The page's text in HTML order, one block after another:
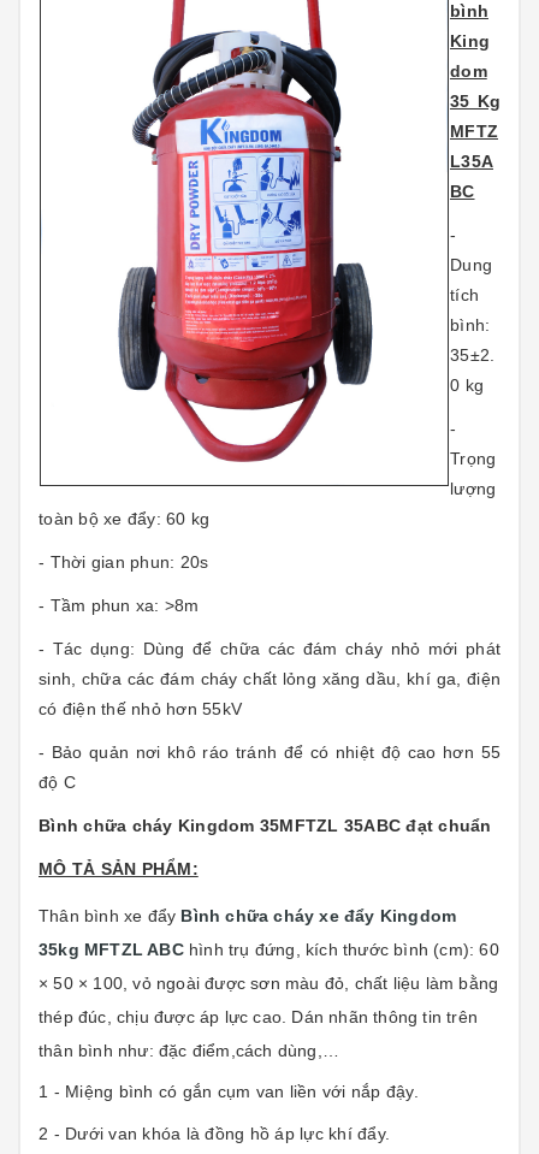
bình
King
dom
35 Kg
MFTZ
L35A
BC
-
Dung
tích
bình:
35±2.
0 kg
-
Trọng
lượng
toàn bộ xe đẩy: 60 kg
- Thời gian phun: 20s
- Tầm phun xa: >8m
- Tác dụng: Dùng để chữa các đám cháy nhỏ mới phát
sinh, chữa các đám cháy chất lỏng xăng dầu, khí ga, điện
có điện thế nhỏ hơn 55kV
- Bảo quản nơi khô ráo tránh để có nhiệt độ cao hơn 55
độ C
Bình chữa cháy Kingdom 35MFTZL 35ABC đạt chuẩn
MÔ TẢ SẢN PHẨM:
Thân bình xe đẩy Bình chữa cháy xe đẩy Kingdom
35kg MFTZL ABC hình trụ đứng, kích thước bình (cm): 60
× 50 × 100, vỏ ngoài được sơn màu đỏ, chất liệu làm bằng
thép đúc, chịu được áp lực cao. Dán nhãn thông tin trên
thân bình như: đặc điểm,cách dùng,…
1 - Miệng bình có gắn cụm van liền với nắp đậy.
2 - Dưới van khóa là đồng hồ áp lực khí đẩy.